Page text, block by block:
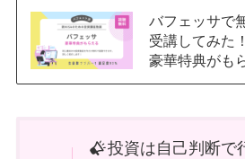
バフェッサで
受講してみた
豪華特典がも
投資は自己判断で